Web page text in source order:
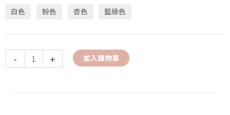
白色 粉色 杏色 藍綠色
- + 加入購物車